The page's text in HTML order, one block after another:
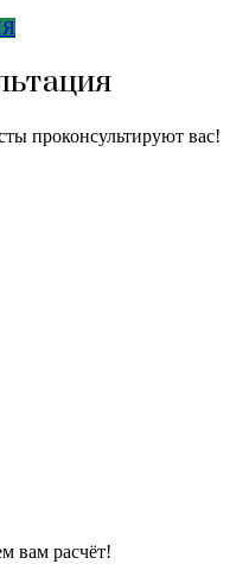
проконсультируют вас!
вам расчёт!